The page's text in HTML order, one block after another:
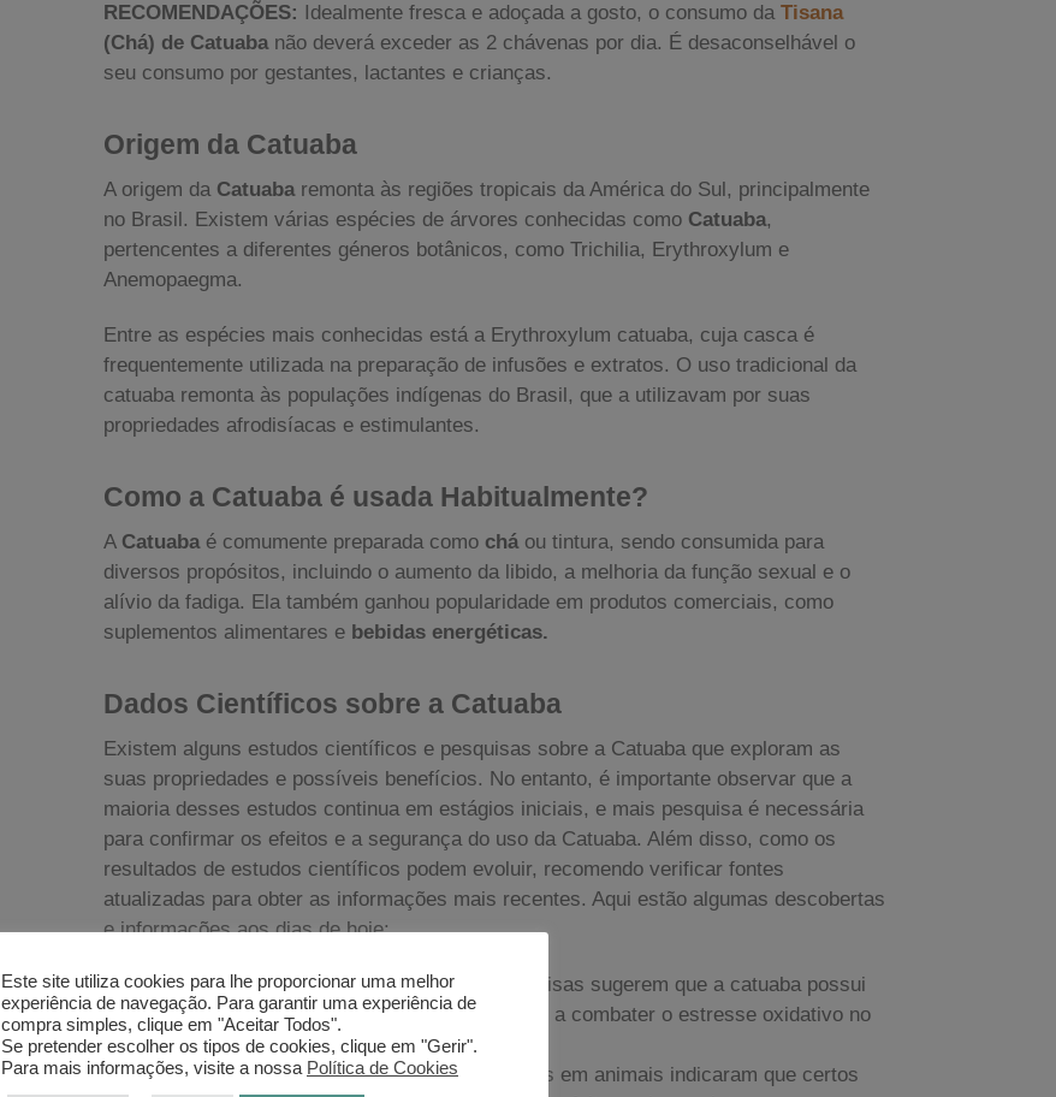
RECOMENDAÇÕES: Idealmente fresca e adoçada a gosto, o consumo daTisana
(Chá) de Catuabanão deverá exceder as 2 chávenas por dia. É desaconselhável o
seu consumo por gestantes, lactantes e crianças.
Origem da Catuaba
A origem da Catuabaremonta às regiões tropicais da América do Sul, principalmente
no Brasil. Existem várias espécies de árvores conhecidas como Catuaba,
pertencentes a diferentes géneros botânicos, como Trichilia, Erythroxylum e
Anemopaegma.
Entre as espécies mais conhecidas está a Erythroxylum catuaba, cuja casca é
frequentemente utilizada na preparação de infusões e extratos. O uso tradicional da
catuaba remonta às populações indígenas do Brasil, que a utilizavam por suas
propriedades afrodisíacas e estimulantes.
Como a Catuaba é usada Habitualmente?
A Catuabaé comumente preparada como cháou tintura, sendo consumida para
diversos propósitos, incluindo o aumento da libido, a melhoria da função sexual e o
alívio da fadiga. Ela também ganhou popularidade em produtos comerciais, como
suplementos alimentares e bebidas energéticas.
Dados Científicos sobre a Catuaba
Existem alguns estudos científicos e pesquisas sobre a Catuaba que exploram as
suas propriedades e possíveis benefícios. No entanto, é importante observar que a
maioria desses estudos continua em estágios iniciais, e mais pesquisa é necessária
para confirmar os efeitos e a segurança do uso da Catuaba. Além disso, como os
resultados de estudos científicos podem evoluir, recomendo verificar fontes
atualizadas para obter as informações mais recentes. Aqui estão algumas descobertas
e informações aos dias de hoje:
Propriedades antioxidantes:Algumas pesquisas sugerem que a catuaba possui
propriedades antioxidantes, o que pode ajudar a combater o estresse oxidativo no
corpo.
Efeitos no sistema nervoso central:
Estudos em animais indicaram que certos
Este site utiliza cookies para lhe proporcionar uma melhor
experiência de navegação. Para garantir uma experiência de
compra simples, clique em "Aceitar Todos".
Se pretender escolher os tipos de cookies, clique em "Gerir".
Para mais informações, visite a nossa Política de Cookies